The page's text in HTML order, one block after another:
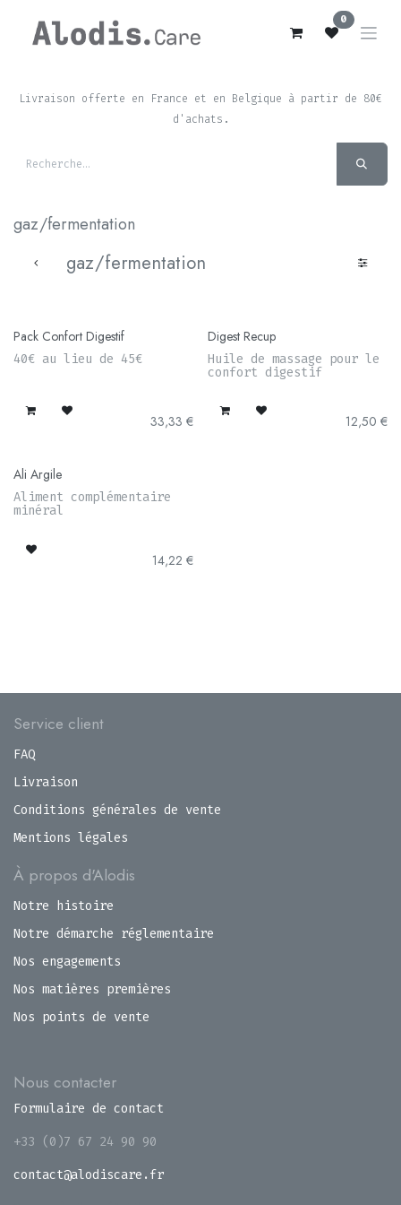
0
Livraison offerte en France et en Belgique à partir de 80€
d'achats.
gaz/fermentation
gaz/fermentation
Pack Confort Digestif
40€ au lieu de 45€
33,33 €
Digest Recup
Huile de massage pour le
confort digestif
12,50 €
Ali Argile
Aliment complémentaire
minéral
14,22 €
Service client
FAQ
Livraison
Conditions générales de vente
Mentions légales
À propos d'Alodis
Notre histoire
Notre démarche réglementaire
Nos engagements
Nos matières premières
Nos points de vente
Nous contacter
Formulaire de contact
+33 (0)7 67 24 90 90
contact@alodiscare.fr